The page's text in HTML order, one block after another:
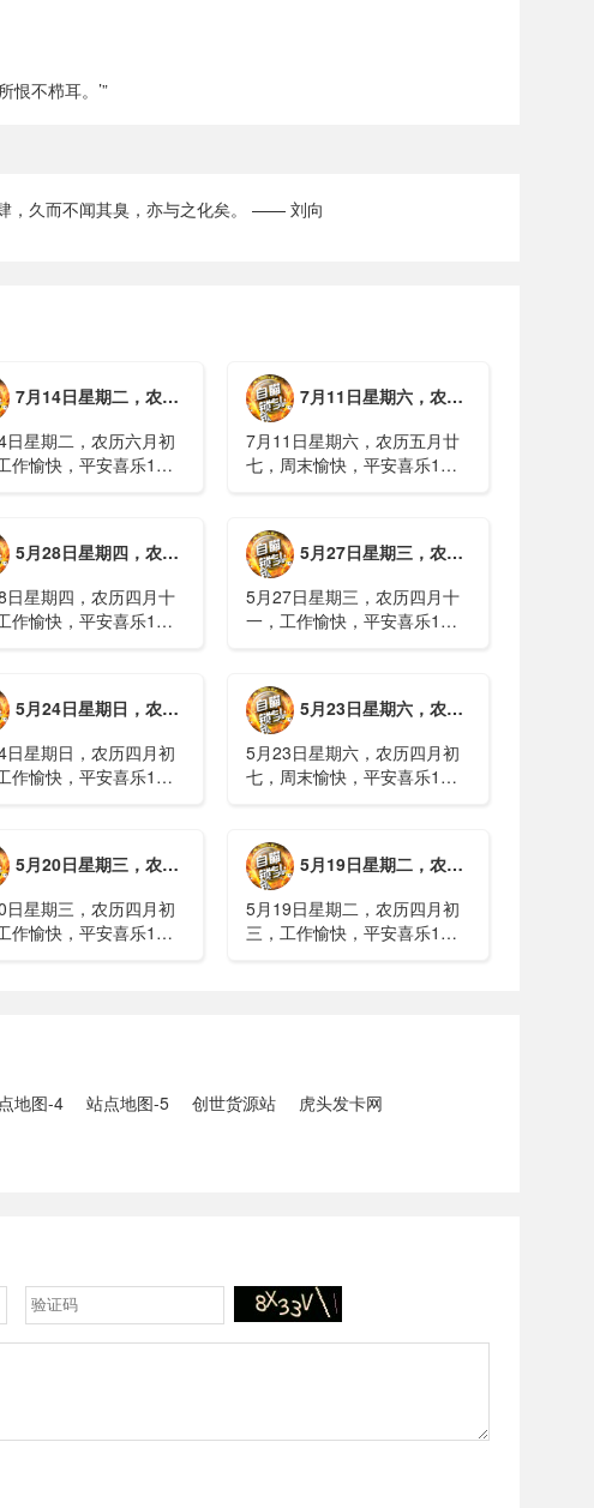
恨不栉耳。’”
，久而不闻其臭，亦与之化矣。 —— 刘向
7月14日星期二，农历六月初一，工作愉快，平安喜乐
日星期二，农历六月初
作愉快，平安喜乐1、
、广西梧州万秀区：累
登革热病例228例，已
院1......
7月11日星期六，农历五月廿七，周末愉快，平安喜乐
7月11日星期六，农历五月廿
七，周末愉快，平安喜乐1、
8000多人被困，总台记者徒步
近6小时抵达乡政府3、上海发
布海......
5月28日星期四，农历四月十二，工作愉快，平安喜乐
日星期四，农历四月十
作愉快，平安喜乐1、
埃博拉疫情仍处于暴发
主要传播方式为体液接
......
5月27日星期三，农历四月十一，工作愉快，平安喜乐
5月27日星期三，农历四月十
一，工作愉快，平安喜乐1、
2、媒体：重庆永川一村会计
打电话叫醒乡亲后失联，遗体
被找到确认遇难......
5月24日星期日，农历四月初八，工作愉快，平安喜乐
日星期日，农历四月初
作愉快，平安喜乐1、
爆炸已致8人死亡，井
正在全力搜救3、张国
山......
5月23日星期六，农历四月初七，周末愉快，平安喜乐
5月23日星期六，农历四月初
七，周末愉快，平安喜乐1、
常住地提供基本公共服务的实
施意见》2、珠江流域进入“龙
舟水”降雨......
5月20日星期三，农历四月初四，工作愉快，平安喜乐
日星期三，农历四月初
作愉快，平安喜乐1、
5月19日星期二，农历四月初三，工作愉快，平安喜乐
5月19日星期二，农历四月初
三，工作愉快，平安喜乐1、
地图-4 站点地图-5 创世货源站
虎头发卡网